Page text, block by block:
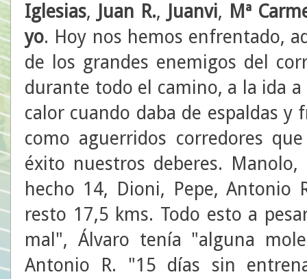
Iglesias, Juan R., Juanvi, Mª
yo. Hoy nos hemos enfrentado,
de los grandes enemigos del
durante todo el camino, a la ida
calor cuando daba de espaldas y
como aguerridos corredores
éxito nuestros deberes.
hecho 14, Dioni, Pepe,
resto 17,5 kms. Todo esto a
mal", Álvaro tenía "alguna
Antonio R. "15 días sin